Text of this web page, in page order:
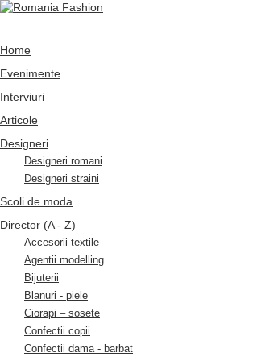
Home
Evenimente
Interviuri
Articole
Designeri
Designeri romani
Designeri straini
Scoli de moda
Director (A - Z)
Accesorii textile
Agentii modelling
Bijuterii
Blanuri - piele
Ciorapi – sosete
Confectii copii
Confectii dama - barbat